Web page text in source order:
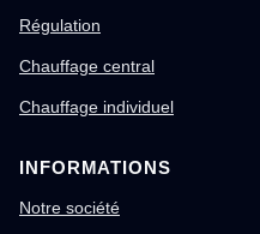
Régulation
Chauffage central
Chauffage individuel
INFORMATIONS
Notre société